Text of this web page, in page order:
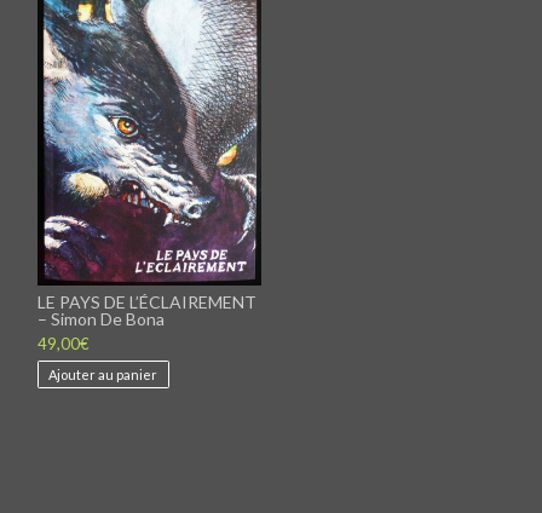
LE PAYS DE L’ÉCLAIREMENT
– Simon De Bona
49,00€
Ajouter au panier